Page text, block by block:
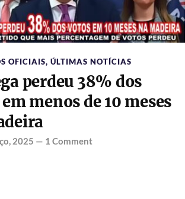
OFICIAIS, ÚLTIMAS NOTÍCIAS
perdeu 38% dos
menos de 10 meses
2025 — 1 Comment